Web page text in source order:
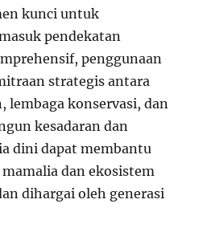
kunci untuk
pendekatan
penggunaan
strategis antara
konservasi, dan
kesadaran dan
dini dapat membantu
dan ekosistem
dihargai oleh generasi